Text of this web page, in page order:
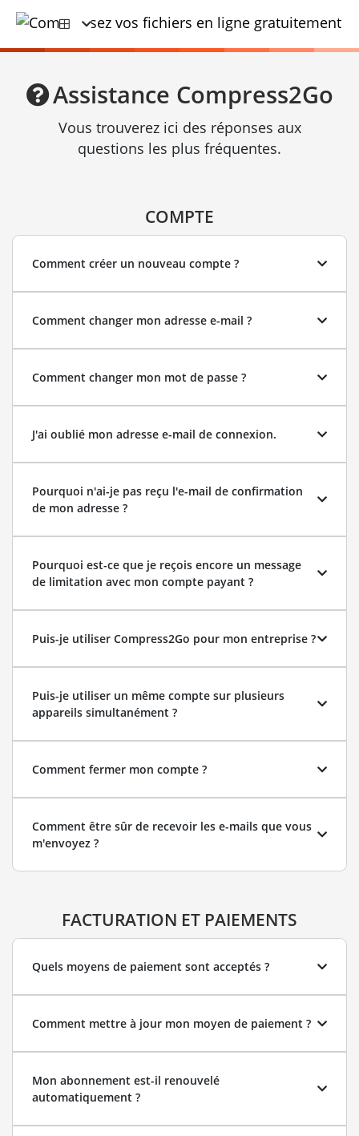
Assistance Compress2Go
Vous trouverez ici des réponses aux
questions les plus fréquentes.
COMPTE
Comment créer un nouveau compte ?
Comment changer mon adresse e-mail ?
Comment changer mon mot de passe ?
J'ai oublié mon adresse e-mail de connexion.
Pourquoi n'ai-je pas reçu l'e-mail de confirmation
de mon adresse ?
Pourquoi est-ce que je reçois encore un message
de limitation avec mon compte payant ?
Puis-je utiliser Compress2Go pour mon entreprise ?
Puis-je utiliser un même compte sur plusieurs
appareils simultanément ?
Comment fermer mon compte ?
Comment être sûr de recevoir les e-mails que vous
m'envoyez ?
FACTURATION ET PAIEMENTS
Quels moyens de paiement sont acceptés ?
Comment mettre à jour mon moyen de paiement ?
Mon abonnement est-il renouvelé
automatiquement ?